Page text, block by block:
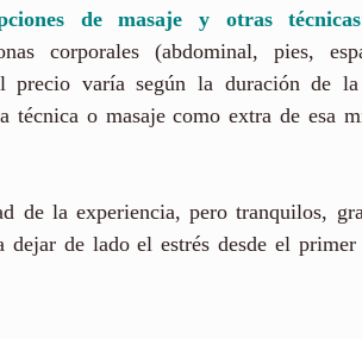
de masaje y otras técnicas
corporales (abdominal, pies,
precio varía según la duración de
técnica o masaje como extra de esa
de la experiencia, pero tranquilos,
dejar de lado el estrés desde el